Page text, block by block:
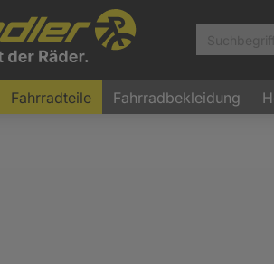
Fahrradteile Fahrradbekleidung